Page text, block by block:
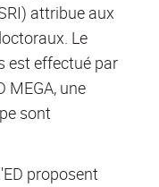
attribue aux
Le
est effectué par
MEGA, une
sont
proposent